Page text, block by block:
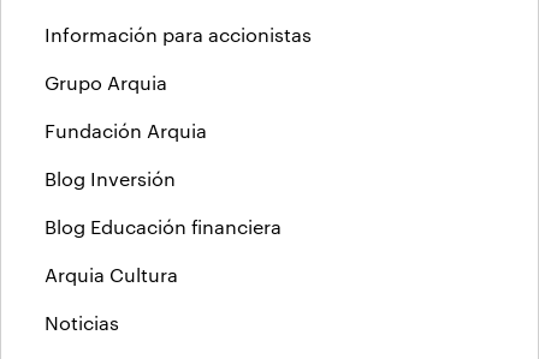
Información para accionistas
Grupo Arquia
Fundación Arquia
Blog Inversión
Blog Educación financiera
Arquia Cultura
Noticias